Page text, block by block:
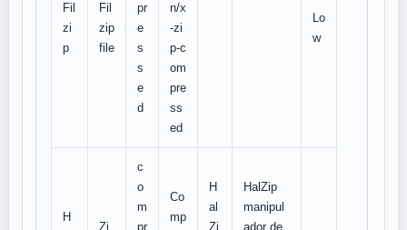
Fil
zi
p
Fil
zip
file
pr
e
s
s
e
d
n/x
-zi
p-c
om
pre
ss
ed
Lo
w
H
Zi
c
o
m
pr
Co
mp
H
al
Zi
HalZip
manipul
ador de